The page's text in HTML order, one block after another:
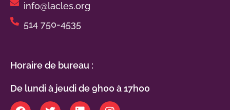
info@lacles.org
514 750-4535
Horaire de bureau :
De lundi à jeudi de 9h00 à 17h00